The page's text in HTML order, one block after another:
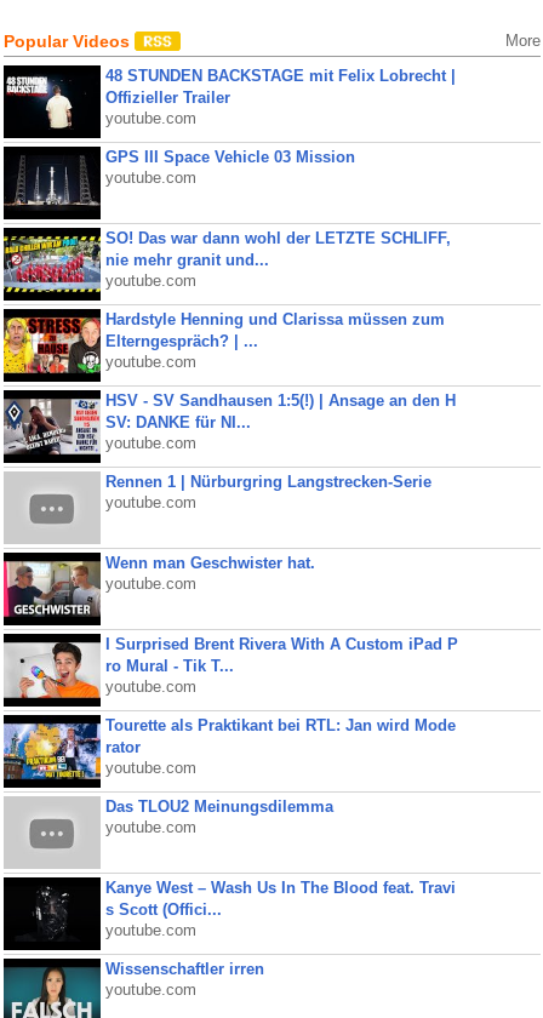
Popular Videos More
48 STUNDEN BACKSTAGE mit Felix Lobrecht |
Offizieller Trailer
youtube.com
GPS III Space Vehicle 03 Mission
youtube.com
SO! Das war dann wohl der LETZTE SCHLIFF,
nie mehr granit und...
youtube.com
Hardstyle Henning und Clarissa müssen zum
Elterngespräch? | ...
youtube.com
HSV - SV Sandhausen 1:5(!) | Ansage an den H
SV: DANKE für NI...
youtube.com
Rennen 1 | Nürburgring Langstrecken-Serie
youtube.com
Wenn man Geschwister hat.
youtube.com
I Surprised Brent Rivera With A Custom iPad P
ro Mural - Tik T...
youtube.com
Tourette als Praktikant bei RTL: Jan wird Mode
rator
youtube.com
Das TLOU2 Meinungsdilemma
youtube.com
Kanye West – Wash Us In The Blood feat. Travi
s Scott (Offici...
youtube.com
Wissenschaftler irren
youtube.com